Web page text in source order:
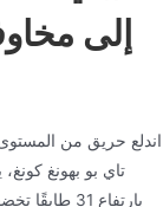
إلى
اندلع حريق من
بارتفاع 31